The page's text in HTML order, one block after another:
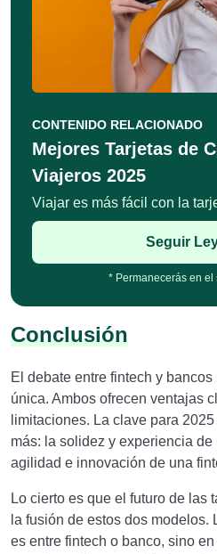
CONTENIDO RELACIONADO
Mejores Tarjetas de
Viajeros 2025
Viajar es más fácil con la
Seguir
* Permanecerás en el
Conclusión
El debate entre fintech y
única. Ambos ofrecen ventajas
limitaciones. La clave para
más: la solidez y experiencia
agilidad e innovación de una
Lo cierto es que el futuro de las
la fusión de estos dos
es entre fintech o banco, sino